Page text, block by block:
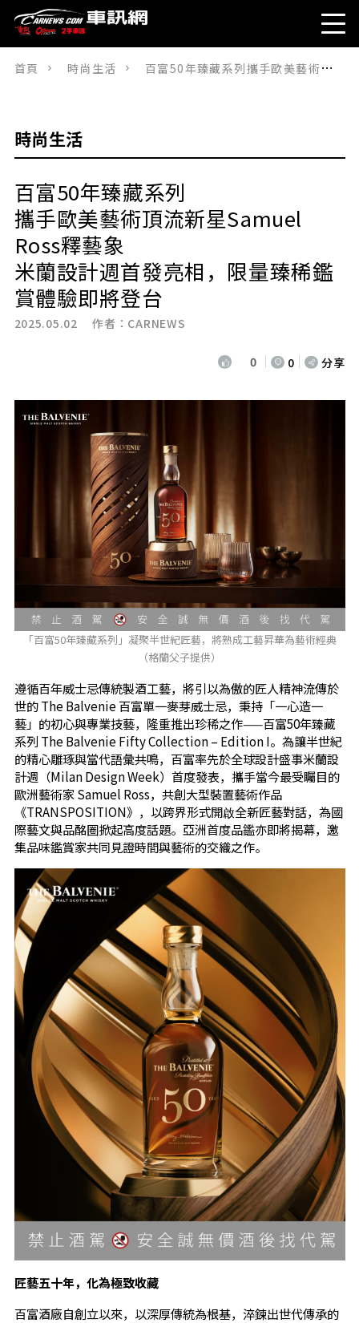
首頁 時尚生活 百富50年臻藏系列攜手歐美藝術頂流新星Samuel Ross釋藝象米蘭設計週首發亮相，限量臻稀鑑賞體驗即將登台
時尚生活
百富50年臻藏系列
攜手歐美藝術頂流新星Samuel
Ross釋藝象
米蘭設計週首發亮相，限量臻稀鑑
賞體驗即將登台
2025.05.02 作者： CARNEWS
0 0 分享
「百富50年臻藏系列」凝聚半世紀匠藝，將熟成工藝昇華為藝術經典
（格蘭父子提供）
遵循百年威士忌傳統製酒工藝，將引以為傲的匠人精神流傳於
世的 The Balvenie 百富單一麥芽威士忌，秉持「一心造一
藝」的初心與專業技藝，隆重推出珍稀之作——百富50年臻藏
系列 The Balvenie Fifty Collection – Edition I。為讓半世紀
的精心雕琢與當代語彙共鳴，百富率先於全球設計盛事米蘭設
計週（Milan Design Week）首度發表，攜手當今最受矚目的
歐洲藝術家 Samuel Ross，共創大型裝置藝術作品
《TRANSPOSITION》，以跨界形式開啟全新匠藝對話，為國
際藝文與品酩圈掀起高度話題。亞洲首度品鑑亦即將揭幕，邀
集品味鑑賞家共同見證時間與藝術的交織之作。
匠藝五十年，化為極致收藏
百富酒廠自創立以來，以深厚傳統為根基，淬鍊出世代傳承的